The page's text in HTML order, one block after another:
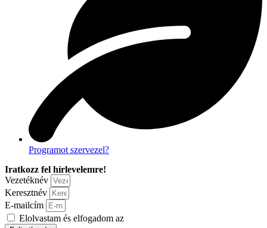
Programot szervezel?
Iratkozz fel hírlevelemre!
Vezetéknév
Keresztnév
E-mailcím
Elolvastam és elfogadom az